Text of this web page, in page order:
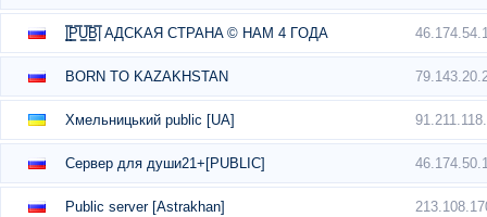
|͇̿P͇̿U͇̿B͇̿| AДCKAЯ CTPAHA © HAM 4 ГOДA
BORN TO KAZAKHSTAN
Хмельницький public [UA]
Сервер для души21+[PUBLIC]
Public server [Astrakhan]